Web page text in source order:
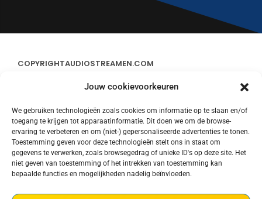
Jouw cookievoorkeuren
We gebruiken technologieën zoals cookies om informatie op te slaan en/of
toegang te krijgen tot apparaatinformatie. Dit doen we om de browse-
ervaring te verbeteren en om (niet-) gepersonaliseerde advertenties te tonen.
Toestemming geven voor deze technologieën stelt ons in staat om
gegevens te verwerken, zoals browsegedrag of unieke ID's op deze site. Het
niet geven van toestemming of het intrekken van toestemming kan
bepaalde functies en mogelijkheden nadelig beïnvloeden.
COPYRIGHTAUDIOSTREAMEN.COM
CONTACT
STREAMS